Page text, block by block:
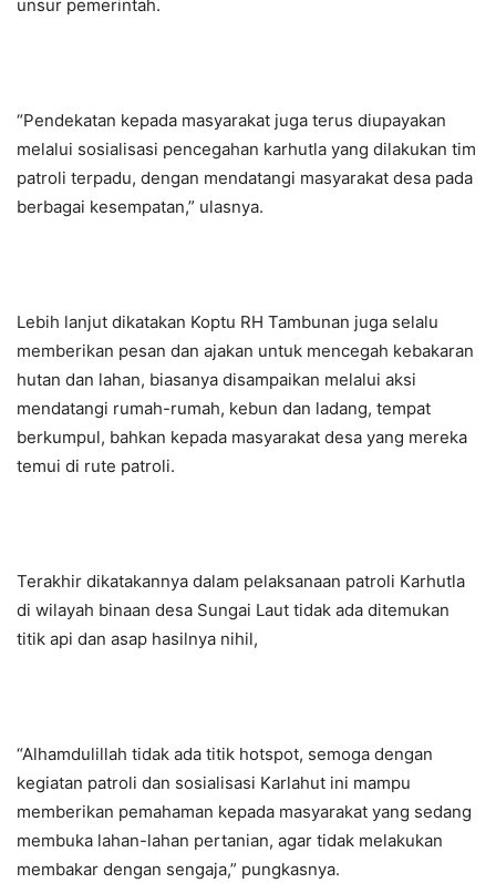
unsur pemerintah.
“Pendekatan kepada masyarakat juga terus diupayakan
melalui sosialisasi pencegahan karhutla yang dilakukan tim
patroli terpadu, dengan mendatangi masyarakat desa pada
berbagai kesempatan,” ulasnya.
Lebih lanjut dikatakan Koptu RH Tambunan juga selalu
memberikan pesan dan ajakan untuk mencegah kebakaran
hutan dan lahan, biasanya disampaikan melalui aksi
mendatangi rumah-rumah, kebun dan ladang, tempat
berkumpul, bahkan kepada masyarakat desa yang mereka
temui di rute patroli.
Terakhir dikatakannya dalam pelaksanaan patroli Karhutla
di wilayah binaan desa Sungai Laut tidak ada ditemukan
titik api dan asap hasilnya nihil,
“Alhamdulillah tidak ada titik hotspot, semoga dengan
kegiatan patroli dan sosialisasi Karlahut ini mampu
memberikan pemahaman kepada masyarakat yang sedang
membuka lahan-lahan pertanian, agar tidak melakukan
membakar dengan sengaja,” pungkasnya.